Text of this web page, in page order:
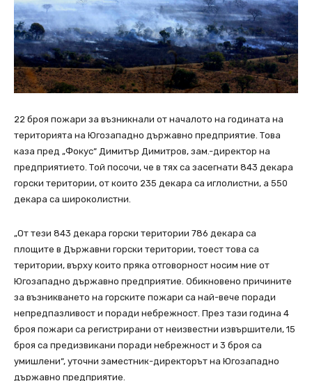
22 броя пожари за възникнали от началото на годината на
територията на Югозападно държавно предприятие. Това
каза пред „Фокус“ Димитър Димитров, зам.-директор на
предприятието. Той посочи, че в тях са засегнати 843 декара
горски територии, от които 235 декара са иглолистни, а 550
декара са широколистни.
„От тези 843 декара горски територии 786 декара са
площите в Държавни горски територии, тоест това са
територии, върху които пряка отговорност носим ние от
Югозападно държавно предприятие. Обикновено причините
за възникването на горските пожари са най-вече поради
непредпазливост и поради небрежност. През тази година 4
броя пожари са регистрирани от неизвестни извършители, 15
броя са предизвикани поради небрежност и 3 броя са
умишлени“, уточни заместник-директорът на Югозападно
държавно предприятие.